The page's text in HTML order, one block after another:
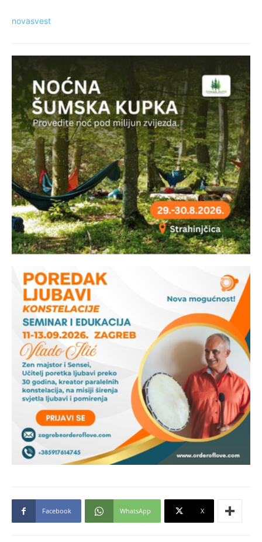
novasvest
Facebook WhatsApp X